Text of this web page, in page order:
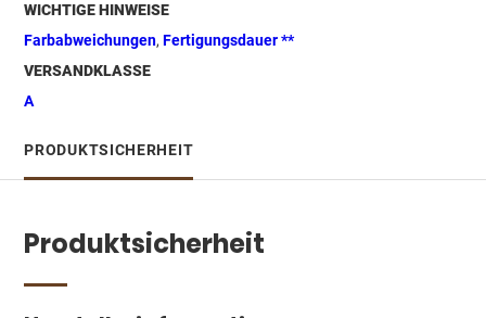
WICHTIGE HINWEISE
Farbabweichungen,Fertigungsdauer **
VERSANDKLASSE
A
PRODUKTSICHERHEIT
Produktsicherheit